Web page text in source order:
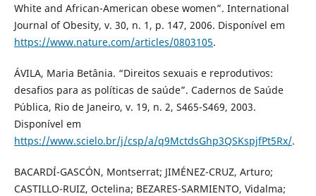
White and African-American obese women”. International
Journal of Obesity, v. 30, n. 1, p. 147, 2006. Disponível em
https://www.nature.com/articles/0803105.
ÁVILA, Maria Betânia. “Direitos sexuais e reprodutivos:
desafios para as políticas de saúde”. Cadernos de Saúde
Pública, Rio de Janeiro, v. 19, n. 2, S465-S469, 2003.
Disponível em
https://www.scielo.br/j/csp/a/q9MctdsGhp3QSKspjfPt5Rx/.
BACARDÍ-GASCÓN, Montserrat; JIMÉNEZ-CRUZ, Arturo;
CASTILLO-RUIZ, Octelina; BEZARES-SARMIENTO, Vidalma;